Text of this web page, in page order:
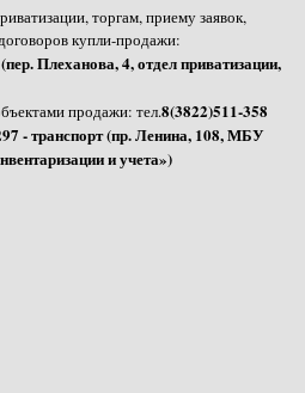
торгам, приему заявок,
купли-продажи:
Плеханова, 4, отдел приватизации,
продажи: тел.8(3822)511-358
- транспорт (пр. Ленина, 108, МБУ
и учета»)